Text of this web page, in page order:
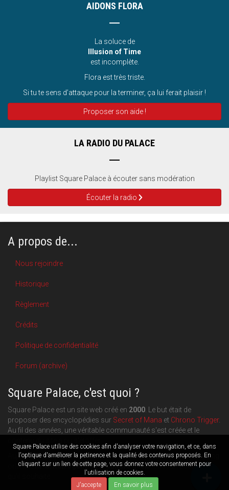
Square Palace utilise des cookies afin d'analyser votre navigation, et ce, dans
l'optique d'améliorer la petinence et la qualité des contenus proposés. En
cliquant sur un lien de cette page, vous donnez votre consentement pour
l'utilisation de cookies.
J'accepte
En savoir plus
AIDONS FLORA
La soluce de
Illusion of Time
est incomplète.
Flora est très triste.
Si tu te sens d’attaque pour la terminer, ça lui ferait plaisir !
Proposer son aide !
LA RADIO DU PALACE
Playlist Square Palace à écouter sans modération
Écouter la radio
A propos de...
Nous rejoindre
Historique
Règlement
Crédits
Politique de confidentialité
Forum (archive)
Square Palace, c'est quoi ?
Square Palace est un site web créé en 2000. Le but était de
proposer des encyclopédies sur Secret of Mana et Chrono Trigger.
Au fil des années, une véritable communauté s'est créée et le
Aujourd'hui, Square Palace c'est aussi une plateforme de blogging
orientéeRPG, Retrogamingetculture geek: chacun publie ce